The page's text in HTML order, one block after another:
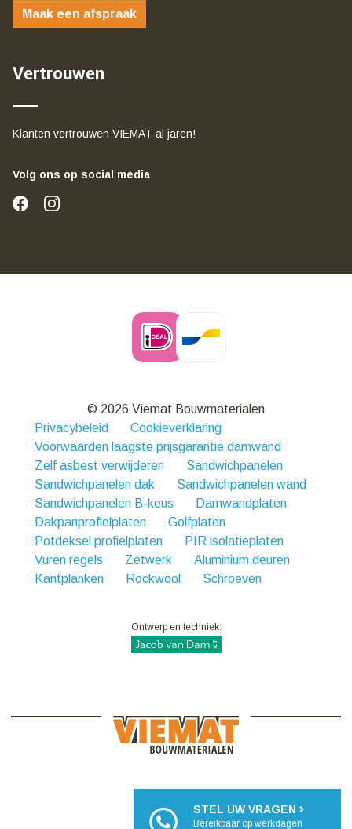
Maak een afspraak
Vertrouwen
Klanten vertrouwen VIEMAT al jaren!
Volg ons op social media
© 2026 Viemat Bouwmaterialen
Privacybeleid
Cookieverklaring
Voorwaarden laagste prijsgarantie damwand
Zelf asbest verwijderen
Sandwichpanelen
Sandwichpanelen dak
Sandwichpanelen wand
Sandwichpanelen B-keus
Damwandplaten
Dakpanprofielplaten
Golfplaten
Potdeksel profielplaten
PIR isolatieplaten
Vuren regels
Zetwerk
Aluminium deuren
Kantplanken
Rockwool Schroeven
Ontwerp en techniek:
STEL UW VRAGEN
Bereikbaar op werkdagen